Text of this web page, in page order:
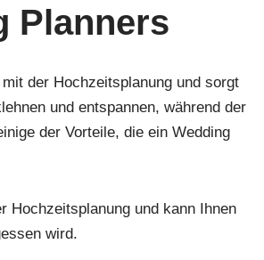
Planners
der Hochzeitsplanung und sorgt
und entspannen, während der
der Vorteile, die ein Wedding
Hochzeitsplanung und kann Ihnen
wird.